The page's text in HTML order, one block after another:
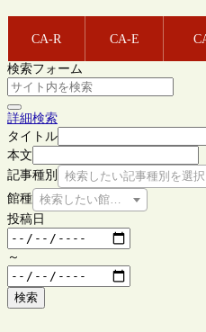
CA-R CA-E
検索フォーム
詳細検索
タイトル
本文
記事種別
検索したい記事種別を選
館種 検索したい館種を選択してくだ
投稿日
～
検索